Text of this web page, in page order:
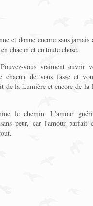
et donne encore sans
chacun et en toute chose.
vous vraiment ouvrir
de vous fasse et
de la Lumière et encore de
le chemin. L'amour
peur, car l'amour parfait